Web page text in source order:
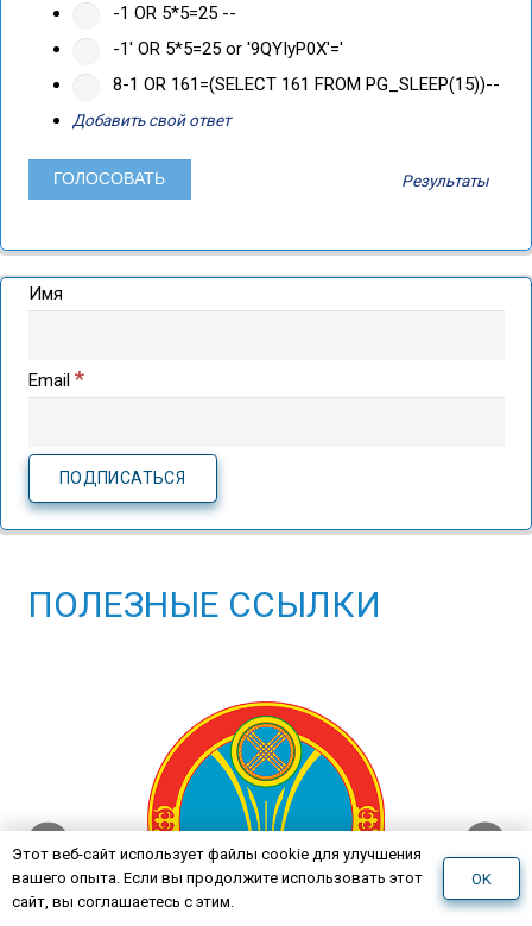
-1 OR 5*5=25 --
-1' OR 5*5=25 or '9QYIyP0X'='
8-1 OR 161=(SELECT 161 FROM PG_SLEEP(15))--
Добавить свой ответ
Результаты
Имя
Email *
ПОЛЕЗНЫЕ ССЫЛКИ
Этот веб-сайт использует файлы cookie для улучшения
вашего опыта. Если вы продолжите использовать этот
сайт, вы соглашаетесь с этим.
OK